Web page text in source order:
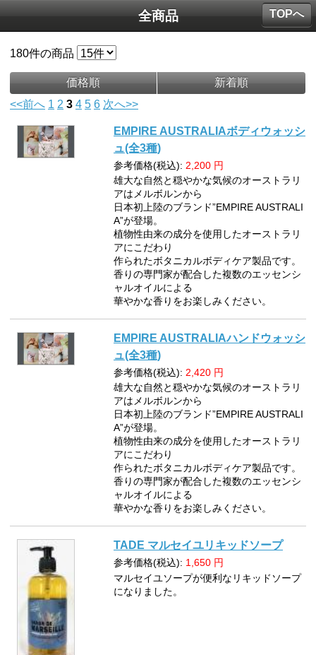
全商品
180件の商品
価格順
新着順
<<前へ 1 2 3 4 5 6 次へ>>
EMPIRE AUSTRALIAボディウォッシ
ュ(全3種)
参考価格(税込): 2,200 円
雄大な自然と穏やかな気候のオーストラリ
アはメルボルンから
日本初上陸のブランド”EMPIRE AUSTRALI
A”が登場。
植物性由来の成分を使用したオーストラリ
アにこだわり
作られたボタニカルボディケア製品です。
香りの専門家が配合した複数のエッセンシ
ャルオイルによる
華やかな香りをお楽しみください。
EMPIRE AUSTRALIAハンドウォッシ
ュ(全3種)
参考価格(税込): 2,420 円
雄大な自然と穏やかな気候のオーストラリ
アはメルボルンから
日本初上陸のブランド”EMPIRE AUSTRALI
A”が登場。
植物性由来の成分を使用したオーストラリ
アにこだわり
作られたボタニカルボディケア製品です。
香りの専門家が配合した複数のエッセンシ
ャルオイルによる
華やかな香りをお楽しみください。
TADE マルセイユリキッドソープ
参考価格(税込): 1,650 円
マルセイユソープが便利なリキッドソープ
になりました。
TOPへ